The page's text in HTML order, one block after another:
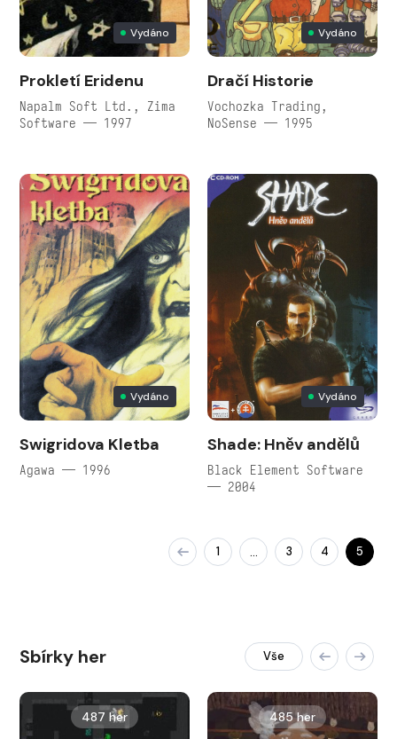
Vydáno
Prokletí Eridenu
Napalm Soft Ltd., Zima
Software — 1997
Vydáno
Dračí Historie
Vochozka Trading,
NoSense — 1995
Vydáno
Swigridova Kletba
Agawa — 1996
Vydáno
Shade: Hněv andělů
Black Element Software
— 2004
1 … 3 4 5
Sbírky her Vše
487 her 485 her